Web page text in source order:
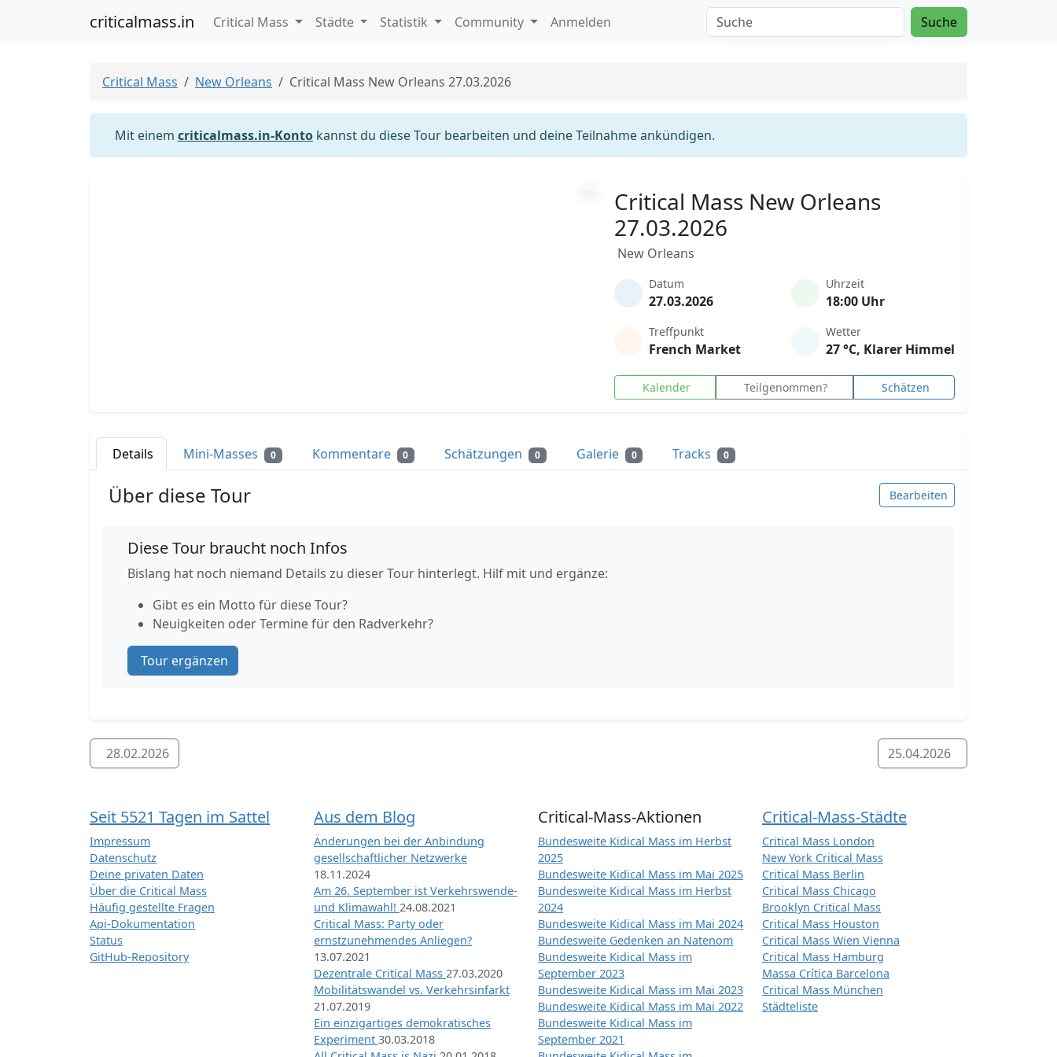
criticalmass.in Critical Mass Städte Statistik Community Anmelden Suche
Critical Mass New Orleans Critical Mass New Orleans 27.03.2026
Mit einem criticalmass.in-Konto kannst du diese Tour bearbeiten und deine Teilnahme ankündigen.
Critical Mass New Orleans
27.03.2026
New Orleans
Datum
27.03.2026
Uhrzeit
18:00 Uhr
Treffpunkt
French Market
Wetter
27 °C, Klarer Himmel
Kalender Teilgenommen? Schätzen
Details Mini-Masses 0 Kommentare 0 Schätzungen 0 Galerie 0 Tracks 0
Über diese Tour Bearbeiten
Diese Tour braucht noch Infos
Bislang hat noch niemand Details zu dieser Tour hinterlegt. Hilf mit und ergänze:
Gibt es ein Motto für diese Tour?
Neuigkeiten oder Termine für den Radverkehr?
Tour ergänzen
28.02.2026 25.04.2026
Seit 5521 Tagen im Sattel
Impressum
Datenschutz
Deine privaten Daten
Über die Critical Mass
Häufig gestellte Fragen
Api-Dokumentation
Status
GitHub-Repository
Aus dem Blog
Änderungen bei der Anbindung
gesellschaftlicher Netzwerke
18.11.2024
Am 26. September ist Verkehrswende-
und Klimawahl! 24.08.2021
Critical Mass: Party oder
ernstzunehmendes Anliegen?
13.07.2021
Dezentrale Critical Mass 27.03.2020
Mobilitätswandel vs. Verkehrsinfarkt
21.07.2019
Ein einzigartiges demokratisches
Experiment 30.03.2018
Critical-Mass-Aktionen
Bundesweite Kidical Mass im Herbst
2025
Bundesweite Kidical Mass im Mai 2025
Bundesweite Kidical Mass im Herbst
2024
Bundesweite Kidical Mass im Mai 2024
Bundesweite Gedenken an Natenom
Bundesweite Kidical Mass im
September 2023
Bundesweite Kidical Mass im Mai 2023
Bundesweite Kidical Mass im Mai 2022
Bundesweite Kidical Mass im
September 2021
Critical-Mass-Städte
Critical Mass London
New York Critical Mass
Critical Mass Berlin
Critical Mass Chicago
Brooklyn Critical Mass
Critical Mass Houston
Critical Mass Wien Vienna
Critical Mass Hamburg
Massa Crítica Barcelona
Critical Mass München
Städteliste